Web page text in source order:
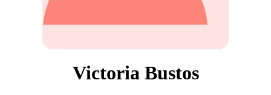
Victoria Bustos